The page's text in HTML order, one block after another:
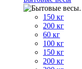
150 кг
200 кг
60 кг
100 кг
150 кг
200 кг